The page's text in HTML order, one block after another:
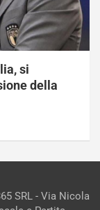
si
della
SRL - Via Nicola